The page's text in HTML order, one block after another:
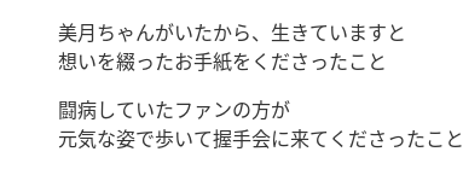
美月ちゃんがいたから、生きていますと
想いを綴ったお手紙をくださったこと
闘病していたファンの方が
元気な姿で歩いて握手会に来てくださったこと